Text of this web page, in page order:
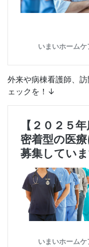
外来や病棟看護師、
ェックを！↓